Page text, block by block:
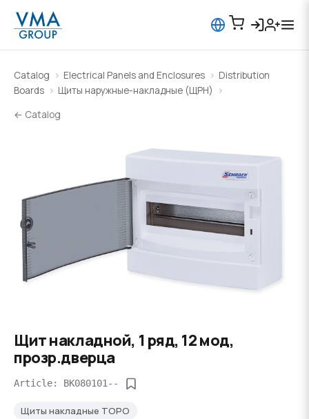
Catalog Electrical Panels and Enclosures
Distribution
Boards
Щиты наружные-накладные (ЩРН)
← Catalog
Щит накладной, 1 ряд, 12 мод,
прозр.дверца
Article: BK080101--
Щиты накладные TOPO